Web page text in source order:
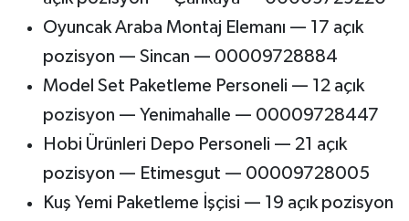
Oyuncak Araba Montaj Elemanı — 17 açık
pozisyon — Sincan — 00009728884
Model Set Paketleme Personeli — 12 açık
pozisyon — Yenimahalle — 00009728447
Hobi Ürünleri Depo Personeli — 21 açık
pozisyon — Etimesgut — 00009728005
Kuş Yemi Paketleme İşçisi — 19 açık pozisyon